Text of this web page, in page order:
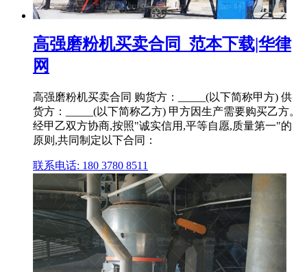
高强磨粉机买卖合同_范本下载|华律
网
高强磨粉机买卖合同 购货方：_____(以下简称甲方) 供
货方：_____(以下简称乙方) 甲方因生产需要购买乙方。
经甲乙双方协商,按照"诚实信用,平等自愿,质量第一"的
原则,共同制定以下合同：
联系电话: 180 3780 8511